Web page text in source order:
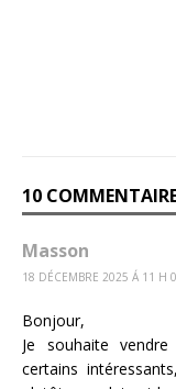
10
Masson
18 DÉCEMBRE 2025 Á 11 H
Bonjour,
Je souhaite
certains